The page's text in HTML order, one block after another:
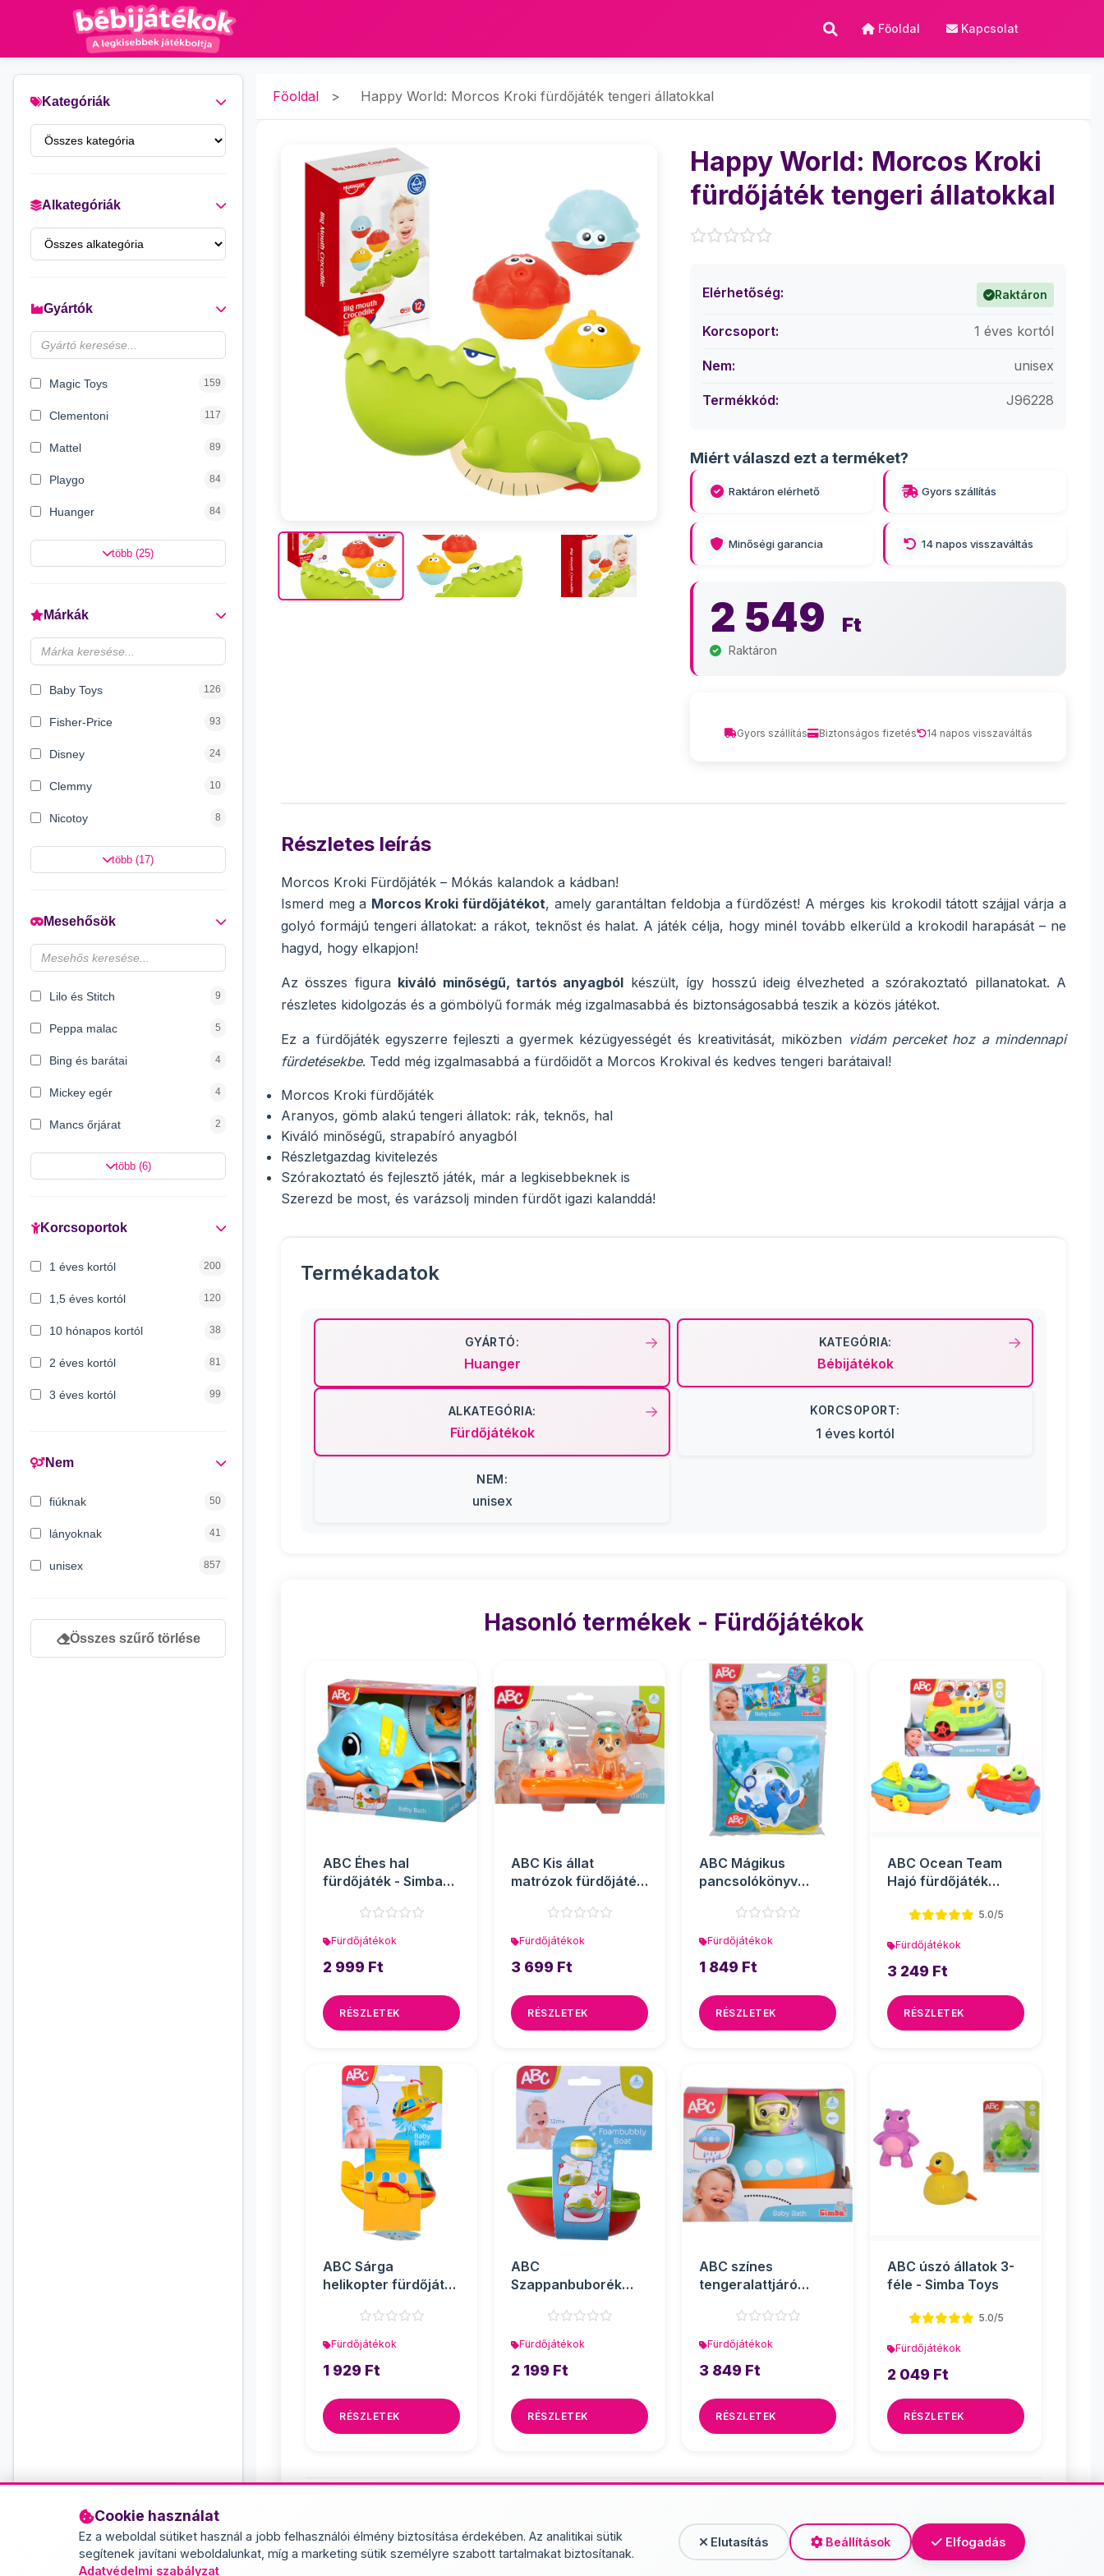
Cookie használat
Ez a weboldal sütiket használ a jobb felhasználói élmény biztosítása érdekében. Az analitikai sütik
segítenek javítani weboldalunkat, míg a marketing sütik személyre szabott tartalmakat biztosítanak.
Adatvédelmi szabályzat
Elutasítás Beállítások Elfogadás
Főoldal Kapcsolat
Kategóriák
Alkategóriák
Gyártók
Magic Toys 159
Clementoni 117
Mattel 89
Playgo 84
Huanger 84
Magyar Gyártó 76
Craze
Luna 33
több (25)
Márkák
Baby Toys 126
Fisher-Price 93
Disney 24
Clemmy 10
Nicotoy 8
Carotina 8
Plush Toys
Smoby 4
több (17)
Mesehősök
Lilo és Stitch 9
Peppa malac 5
Bing és barátai 4
Mickey egér 4
Mancs őrjárat 2
Batman 2
Minnie egér
több (6)
Korcsoportok
1 éves kortól 200
1,5 éves kortól 120
10 hónapos kortól 38
2 éves kortól 81
3 éves kortól 99
4 éves kortól 6
Nem
fiúknak 50
lányoknak 41
unisex 857
Összes szűrő törlése
Főoldal > Happy World: Morcos Kroki fürdőjáték tengeri állatokkal
Happy World: Morcos Kroki
fürdőjáték tengeri állatokkal
Elérhetőség: Raktáron
Korcsoport: 1 éves kortól
Nem: unisex
Termékkód: J96228
Miért válaszd ezt a terméket?
Raktáron elérhető Gyors szállítás
Minőségi garancia 14 napos visszaváltás
2 549 Ft
Raktáron
Gyors szállítás Biztonságos fizetés 14 napos visszaváltás
Részletes leírás
Morcos Kroki Fürdőjáték – Mókás kalandok a kádban!
Ismerd meg a Morcos Kroki fürdőjátékot, amely garantáltan feldobja a fürdőzést! A mérges kis krokodil tátott szájjal várja a
golyó formájú tengeri állatokat: a rákot, teknőst és halat. A játék célja, hogy minél tovább elkerüld a krokodil harapását – ne
hagyd, hogy elkapjon!
Az összes figura kiváló minőségű, tartós anyagból készült, így hosszú ideig élvezheted a szórakoztató pillanatokat. A
részletes kidolgozás és a gömbölyű formák még izgalmasabbá és biztonságosabbá teszik a közös játékot.
Ez a fürdőjáték egyszerre fejleszti a gyermek kézügyességét és kreativitását, miközben vidám perceket hoz a mindennapi
fürdetésekbe. Tedd még izgalmasabbá a fürdőidőt a Morcos Krokival és kedves tengeri barátaival!
Morcos Kroki fürdőjáték
Aranyos, gömb alakú tengeri állatok: rák, teknős, hal
Kiváló minőségű, strapabíró anyagból
Részletgazdag kivitelezés
Szórakoztató és fejlesztő játék, már a legkisebbeknek is
Szerezd be most, és varázsolj minden fürdőt igazi kalanddá!
Termékadatok
GYÁRTÓ:
Huanger
KATEGÓRIA:
Bébijátékok
ALKATEGÓRIA:
Fürdőjátékok
KORCSOPORT:
1 éves kortól
NEM:
unisex
Hasonló termékek - Fürdőjátékok
ABC Éhes hal
fürdőjáték - Simba
Fürdőjátékok
2 999 Ft
RÉSZLETEK
ABC Kis állat
matrózok fürdőjáték
Fürdőjátékok
3 699 Ft
RÉSZLETEK
ABC Mágikus
pancsolókönyv
Fürdőjátékok
1 849 Ft
RÉSZLETEK
ABC Ocean Team
Hajó fürdőjáték
5.0/5
Fürdőjátékok
3 249 Ft
RÉSZLETEK
ABC Sárga
helikopter fürdőjáték
Fürdőjátékok
1 929 Ft
RÉSZLETEK
ABC
Szappanbuborék
Simba Toys
Fürdőjátékok
2 199 Ft
RÉSZLETEK
ABC színes
tengeralattjáró
Fürdőjátékok
3 849 Ft
RÉSZLETEK
ABC úszó állatok 3-
féle - Simba Toys
5.0/5
Fürdőjátékok
2 049 Ft
RÉSZLETEK
További termékek - Fürdőjátékok